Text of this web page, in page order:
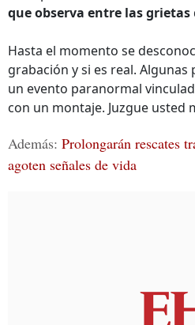
que observa entre las grietas
Hasta el momento se
grabación y si es real. Algunas
un evento paranormal
con un montaje. Juzgue usted
Además: Prolongarán rescates
agoten señales de vida